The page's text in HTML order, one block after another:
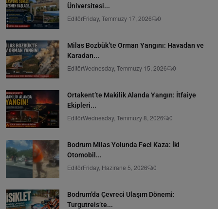
Üniversitesi...
EditörFriday, Temmuzy 17, 2026 0
Milas Bozbük’te Orman Yangını: Havadan ve
Karadan...
EditörWednesday, Temmuzy 15, 2026 0
Ortakent’te Makilik Alanda Yangın: İtfaiye
Ekipleri...
EditörWednesday, Temmuzy 8, 2026 0
Bodrum Milas Yolunda Feci Kaza: İki
Otomobil...
EditörFriday, Hazirane 5, 2026 0
Bodrum’da Çevreci Ulaşım Dönemi:
Turgutreis’te...